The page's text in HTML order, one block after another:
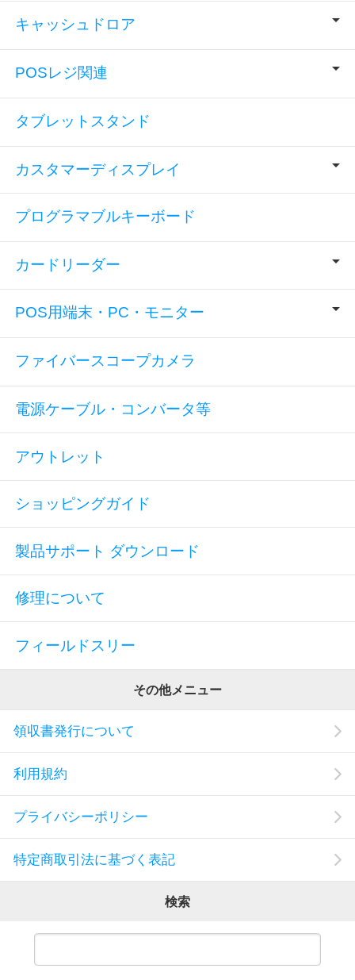
キャッシュドロア
POSレジ関連
タブレットスタンド
カスタマーディスプレイ
プログラマブルキーボード
カードリーダー
POS用端末・PC・モニター
ファイバースコープカメラ
電源ケーブル・コンバータ等
アウトレット
ショッピングガイド
製品サポート ダウンロード
修理について
フィールドスリー
その他メニュー
領収書発行について
利用規約
プライバシーポリシー
特定商取引法に基づく表記
検索